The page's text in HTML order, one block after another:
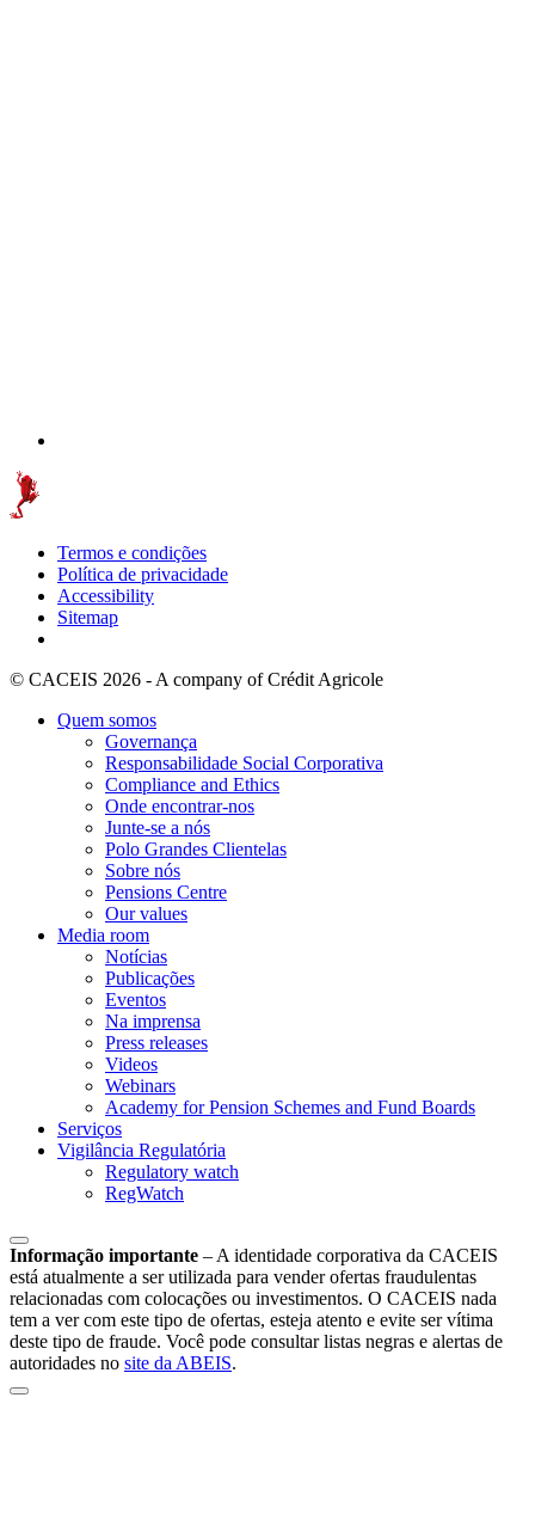
Termos e condições
Política de privacidade
Accessibility
Sitemap
© CACEIS 2026 - A company of Crédit Agricole
Quem somos
Governança
Responsabilidade Social Corporativa
Compliance and Ethics
Onde encontrar-nos
Junte-se a nós
Polo Grandes Clientelas
Sobre nós
Pensions Centre
Our values
Media room
Notícias
Publicações
Eventos
Na imprensa
Press releases
Videos
Webinars
Academy for Pension Schemes and Fund Boards
Serviços
Vigilância Regulatória
Regulatory watch
RegWatch
Informação importante – A identidade corporativa da CACEIS
está atualmente a ser utilizada para vender ofertas fraudulentas
relacionadas com colocações ou investimentos. O CACEIS nada
tem a ver com este tipo de ofertas, esteja atento e evite ser vítima
deste tipo de fraude. Você pode consultar listas negras e alertas de
autoridades no site da ABEIS.